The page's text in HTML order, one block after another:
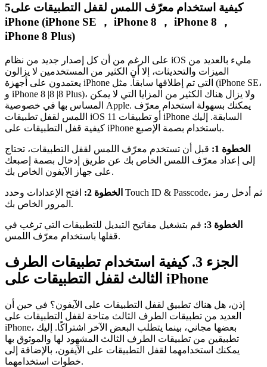
5كيفية استخدام معرّف اللمس لقفل التطبيقات على
iPhone (iPhone SE ， iPhone 8 ， iPhone 8 ，
iPhone 8 Plus)
على الرغم من أن كل إصدار جديد من نظام iOS مليء بالعديد من
الميزات والتحديثات، إلا أن الكثير من المستخدمين لا يزالون
يعتمدون على أجهزة iPhone التي تم إطلاقها سابقاً. مثل (iPhone SE،
و iPhone 8 |8 |8 Plus)، ولا يزال هناك الكثير من المزايا التي لا يمكن
المساس بها في خصوصية Apple. يمكنك بسهولة استخدام معرّف
اللمس لقفل تطبيقات iOS 11 أو تطبيقات iPhone السابقة. إليك
كيفية قفل التطبيقات على iPhone باستخدام بصمة الإصبع.
الخطوة 1:
قبل أن تستخدم معرّف اللمس لقفل التطبيقات، تحتاج
إلى إعداد معرّف اللمس الخاص بك عن طريق إدخال بصمة إصبعك
على جهاز الآيفون الخاص بك.
الخطوة 2:
افتح الإعدادات وحدد Touch ID & Passcode، ثم أدخل رمز
المرور الخاص بك.
الخطوة 3:
قم بتشغيل مفاتيح التبديل للتطبيقات التي ترغب في
قفلها باستخدام معرّف اللمس.
الجزء 3. كيفية استخدام تطبيقات الطرف
الثالث لقفل التطبيقات على iPhone
إذن، هل هناك تطبيق لقفل التطبيقات على الآيفون؟ في حين أن
العديد من تطبيقات الطرف الثالث متاحة لقفل التطبيقات على
iPhone، بعضها مجاني، بينما يتطلب البعض الآخر اشتراكًا. إليك
تطبيقين من تطبيقات الطرف الثالث المشهود لها والموثوق بها
يمكنك استخدامهما لقفل التطبيقات على الآيفون، بالإضافة إلى
خطوات استخدامهما.